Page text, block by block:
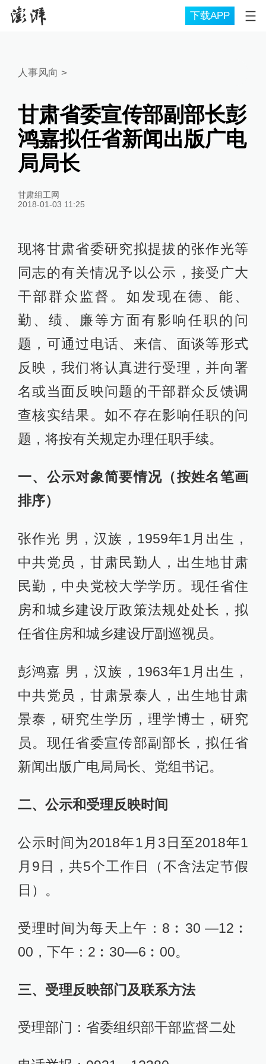
下载APP
人事风向 >
甘肃省委宣传部副部长彭
鸿嘉拟任省新闻出版广电
局局长
甘肃组工网
2018-01-03 11:25
现将甘肃省委研究拟提拔的张作光等
同志的有关情况予以公示，接受广大
干部群众监督。如发现在德、能、
勤、绩、廉等方面有影响任职的问
题，可通过电话、来信、面谈等形式
反映，我们将认真进行受理，并向署
名或当面反映问题的干部群众反馈调
查核实结果。如不存在影响任职的问
题，将按有关规定办理任职手续。
一、公示对象简要情况（按姓名笔画
排序）
张作光 男，汉族，1959年1月出生，
中共党员，甘肃民勤人，出生地甘肃
民勤，中央党校大学学历。现任省住
房和城乡建设厅政策法规处处长，拟
任省住房和城乡建设厅副巡视员。
彭鸿嘉 男，汉族，1963年1月出生，
中共党员，甘肃景泰人，出生地甘肃
景泰，研究生学历，理学博士，研究
员。现任省委宣传部副部长，拟任省
新闻出版广电局局长、党组书记。
二、公示和受理反映时间
公示时间为2018年1月3日至2018年1
月9日，共5个工作日（不含法定节假
日）。
受理时间为每天上午：8︰30 —12︰
00，下午：2︰30—6︰00。
三、受理反映部门及联系方法
受理部门：省委组织部干部监督二处